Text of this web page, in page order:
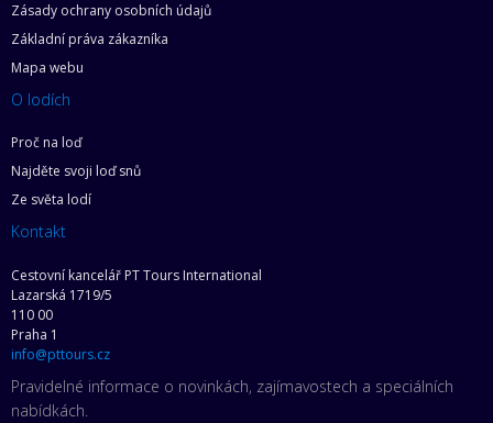
Zásady ochrany osobních údajů
Základní práva zákazníka
Mapa webu
O lodích
Proč na loď
Najděte svoji loď snů
Ze světa lodí
Kontakt
Cestovní kancelář PT Tours International
Lazarská 1719/5
110 00
Praha 1
info@pttours.cz
Pravidelné informace o novinkách, zajímavostech a speciálních
nabídkách.